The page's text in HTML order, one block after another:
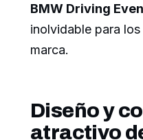
BMW Driving
inolvidable para
marca.
Diseño y
atractivo